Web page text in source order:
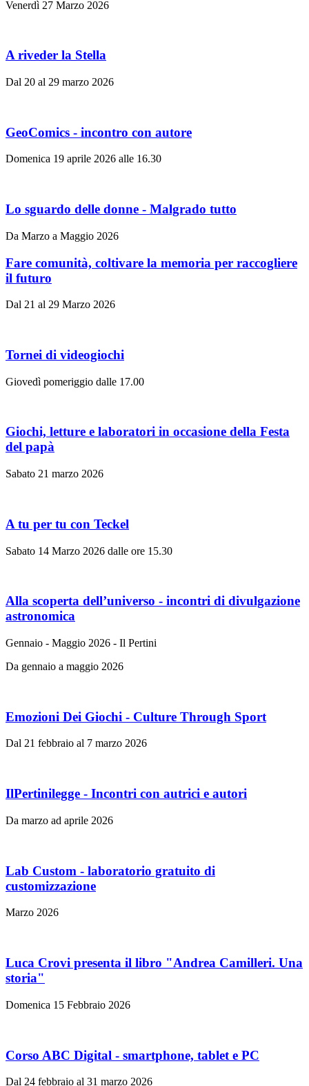
Venerdì 27 Marzo 2026
A riveder la Stella
Dal 20 al 29 marzo 2026
GeoComics - incontro con autore
Domenica 19 aprile 2026 alle 16.30
Lo sguardo delle donne - Malgrado tutto
Da Marzo a Maggio 2026
Fare comunità, coltivare la memoria per raccogliere
il futuro
Dal 21 al 29 Marzo 2026
Tornei di videogiochi
Giovedì pomeriggio dalle 17.00
Giochi, letture e laboratori in occasione della Festa
del papà
Sabato 21 marzo 2026
A tu per tu con Teckel
Sabato 14 Marzo 2026 dalle ore 15.30
Alla scoperta dell’universo - incontri di divulgazione
astronomica
Gennaio - Maggio 2026 - Il Pertini
Da gennaio a maggio 2026
Emozioni Dei Giochi - Culture Through Sport
Dal 21 febbraio al 7 marzo 2026
IlPertinilegge - Incontri con autrici e autori
Da marzo ad aprile 2026
Lab Custom - laboratorio gratuito di
customizzazione
Marzo 2026
Luca Crovi presenta il libro "Andrea Camilleri. Una
storia"
Domenica 15 Febbraio 2026
Corso ABC Digital - smartphone, tablet e PC
Dal 24 febbraio al 31 marzo 2026